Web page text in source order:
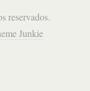
reservados.
Junkie